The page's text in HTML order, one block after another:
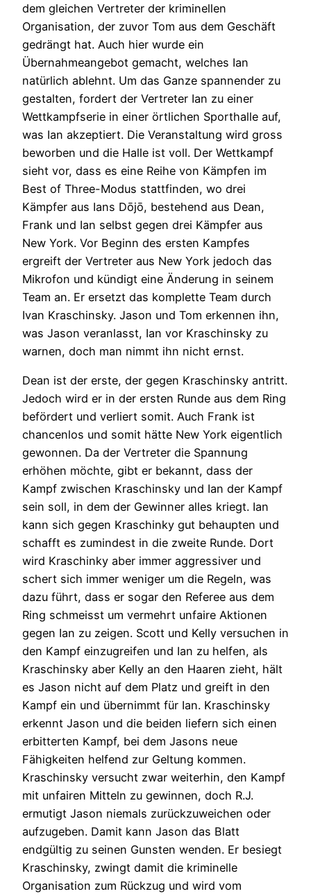
dem gleichen Vertreter der kriminellen
Organisation, der zuvor Tom aus dem Geschäft
gedrängt hat. Auch hier wurde ein
Übernahmeangebot gemacht, welches Ian
natürlich ablehnt. Um das Ganze spannender zu
gestalten, fordert der Vertreter Ian zu einer
Wettkampfserie in einer örtlichen Sporthalle auf,
was Ian akzeptiert. Die Veranstaltung wird gross
beworben und die Halle ist voll. Der Wettkampf
sieht vor, dass es eine Reihe von Kämpfen im
Best of Three-Modus stattfinden, wo drei
Kämpfer aus Ians Dōjō, bestehend aus Dean,
Frank und Ian selbst gegen drei Kämpfer aus
New York. Vor Beginn des ersten Kampfes
ergreift der Vertreter aus New York jedoch das
Mikrofon und kündigt eine Änderung in seinem
Team an. Er ersetzt das komplette Team durch
Ivan Kraschinsky. Jason und Tom erkennen ihn,
was Jason veranlasst, Ian vor Kraschinsky zu
warnen, doch man nimmt ihn nicht ernst.
Dean ist der erste, der gegen Kraschinsky antritt.
Jedoch wird er in der ersten Runde aus dem Ring
befördert und verliert somit. Auch Frank ist
chancenlos und somit hätte New York eigentlich
gewonnen. Da der Vertreter die Spannung
erhöhen möchte, gibt er bekannt, dass der
Kampf zwischen Kraschinsky und Ian der Kampf
sein soll, in dem der Gewinner alles kriegt. Ian
kann sich gegen Kraschinky gut behaupten und
schafft es zumindest in die zweite Runde. Dort
wird Kraschinky aber immer aggressiver und
schert sich immer weniger um die Regeln, was
dazu führt, dass er sogar den Referee aus dem
Ring schmeisst um vermehrt unfaire Aktionen
gegen Ian zu zeigen. Scott und Kelly versuchen in
den Kampf einzugreifen und Ian zu helfen, als
Kraschinsky aber Kelly an den Haaren zieht, hält
es Jason nicht auf dem Platz und greift in den
Kampf ein und übernimmt für Ian. Kraschinsky
erkennt Jason und die beiden liefern sich einen
erbitterten Kampf, bei dem Jasons neue
Fähigkeiten helfend zur Geltung kommen.
Kraschinsky versucht zwar weiterhin, den Kampf
mit unfairen Mitteln zu gewinnen, doch R.J.
ermutigt Jason niemals zurückzuweichen oder
aufzugeben. Damit kann Jason das Blatt
endgültig zu seinen Gunsten wenden. Er besiegt
Kraschinsky, zwingt damit die kriminelle
Organisation zum Rückzug und wird vom